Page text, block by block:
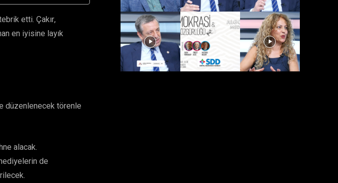
etti. Çakır,
en iyisine layık
düzenlenecek törenle
alacak.
de